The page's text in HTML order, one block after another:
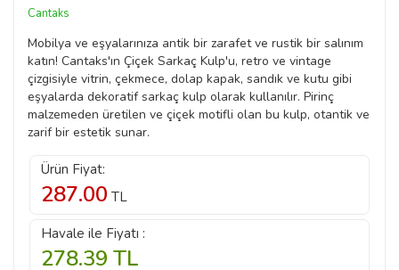
Cantaks
Mobilya ve eşyalarınıza antik bir zarafet ve rustik bir salınım
katın! Cantaks'ın Çiçek Sarkaç Kulp'u, retro ve vintage
çizgisiyle vitrin, çekmece, dolap kapak, sandık ve kutu gibi
eşyalarda dekoratif sarkaç kulp olarak kullanılır. Pirinç
malzemeden üretilen ve çiçek motifli olan bu kulp, otantik ve
zarif bir estetik sunar.
Ürün Fiyat:
287.00 TL
Havale ile Fiyatı :
278.39 TL